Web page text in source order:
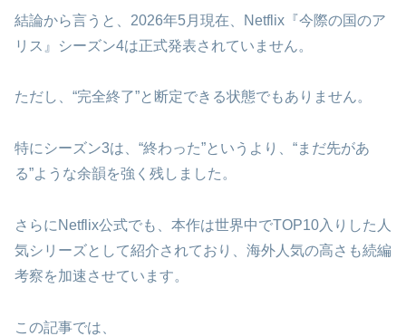
結論から言うと、2026年5月現在、Netflix『今際の国のア
リス』シーズン4は正式発表されていません。
ただし、“完全終了”と断定できる状態でもありません。
特にシーズン3は、“終わった”というより、“まだ先があ
る”ような余韻を強く残しました。
さらにNetflix公式でも、本作は世界中でTOP10入りした人
気シリーズとして紹介されており、海外人気の高さも続編
考察を加速させています。
この記事では、